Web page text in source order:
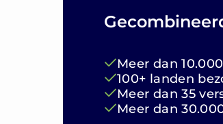
Meer dan
100+ landen
Meer dan 35
Meer dan